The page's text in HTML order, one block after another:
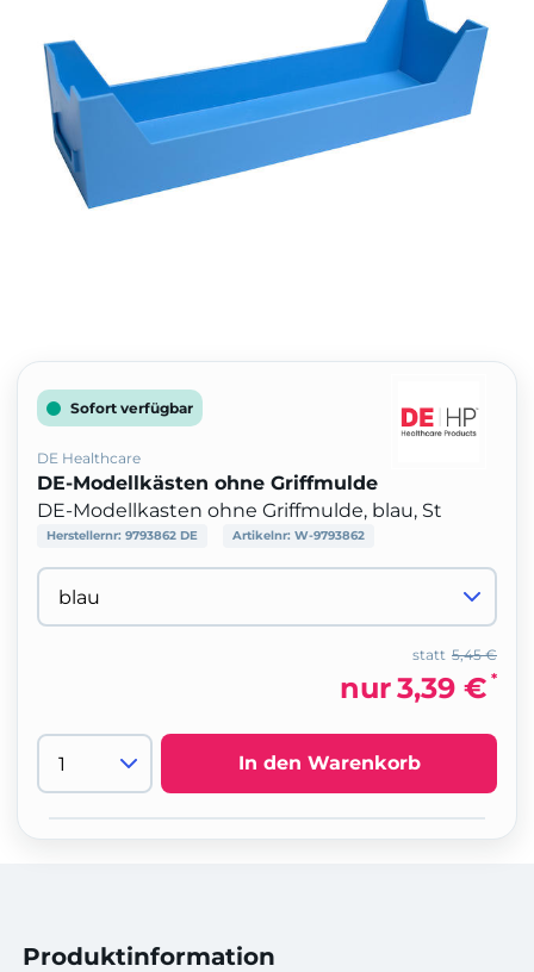
Sofort verfügbar
DE Healthcare
DE-Modellkästen ohne Griffmulde
DE-Modellkasten ohne Griffmulde, blau, St
Herstellernr: 9793862 DE Artikelnr: W-9793862
5,45 €
statt
nur3,39 € *
In den Warenkorb
Produktinformation